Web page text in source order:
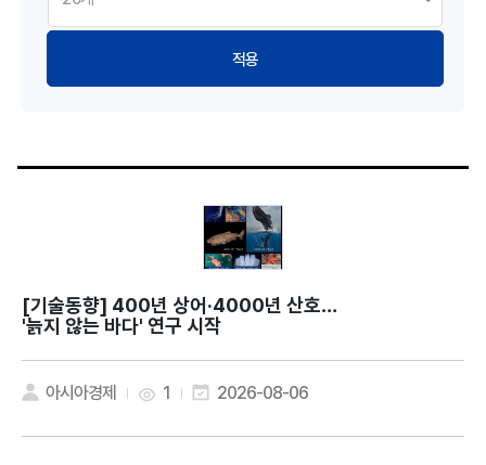
적용
[기술동향]
'늙지 않는 바다' 연구 시작
아시아경제 1 2026-08-06